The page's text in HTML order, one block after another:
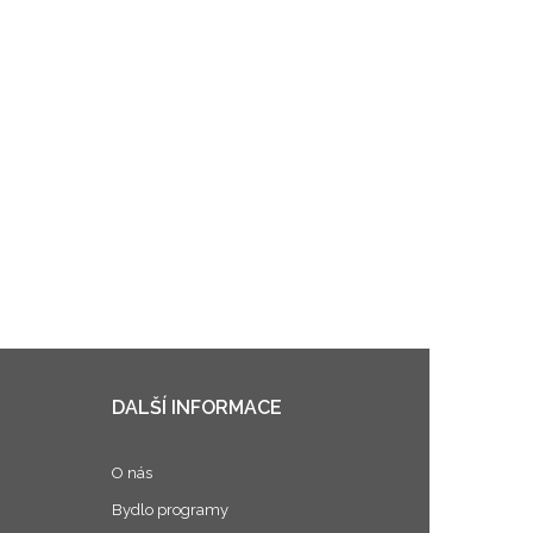
DALŠÍ INFORMACE
O nás
Bydlo programy